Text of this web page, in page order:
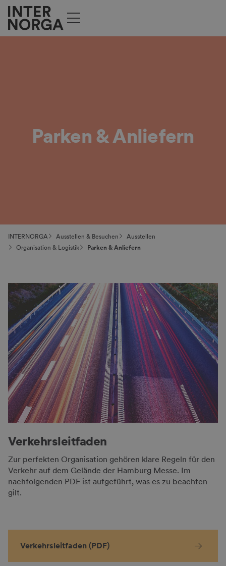
Parken & Anliefern
INTERNORGA Ausstellen & Besuchen
Ausstellen
Organisation & Logistik
Parken & Anliefern
Verkehrsleitfaden
Zur perfekten Organisation gehören klare Regeln für den
Verkehr auf dem Gelände der Hamburg Messe. Im
nachfolgenden PDF ist aufgeführt, was es zu beachten
gilt.
Verkehrsleitfaden (PDF)